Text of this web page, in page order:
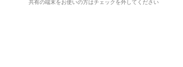
共有の端末をお使いの方はチェックを外してください